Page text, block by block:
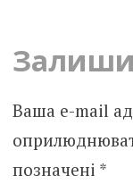
Ваша e-mail
позначені *